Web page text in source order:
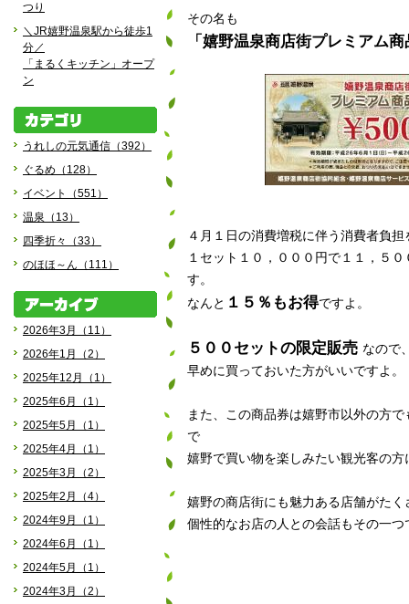
つり
＼JR嬉野温泉駅から徒歩1
分／
「まるくキッチン」オープ
ン
うれしの元気通信（392）
ぐるめ（128）
イベント（551）
温泉（13）
四季折々（33）
のほほ～ん（111）
2026年3月（11）
2026年1月（2）
2025年12月（1）
2025年6月（1）
2025年5月（1）
2025年4月（1）
2025年3月（2）
2025年2月（4）
2024年9月（1）
2024年6月（1）
2024年5月（1）
2024年3月（2）
その名も
「嬉野温泉商店街プレミアム
４月１日の消費増税に伴う消費者負
１セット１０，０００円で１１，５
す。
なんと １５％もお得ですよ。
５００セットの限定販売 なので
早めに買っておいた方がいいですよ。
また、この商品券は嬉野市以外の方
で
嬉野で買い物を楽しみたい観光客の
嬉野の商店街にも魅力ある店舗がたく
個性的なお店の人との会話もその一つ